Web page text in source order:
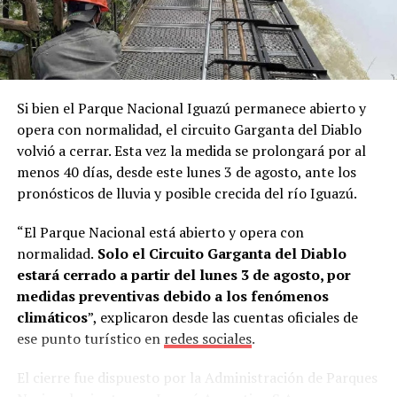
A partir de ese contacto, el director del instituto le
ofreciódos becas de capacitacióngratuita por un mes
para operarios de la empresa, con la condición de que
cubriera los pasajes aéreos.La propuesta fue aceptada
de inmediato.
“Mi esposa es profesora de alemán en una escuela
técnica. Esa misma noche la llamé desde Alemania y
hacerlo’”, recordó.
Estudiar alemán para llegar a Alemania
Al regresar aMisiones, Lory conversó con Skölfman y
Burger, quienes aceptaron el desafío y comenzaron a
Si bien el Parque Nacional Iguazú permanece abierto y
opera con normalidad, el circuito Garganta del Diablo
volvió a cerrar. Esta vez la medida se prolongará por al
menos 40 días, desde este lunes 3 de agosto, ante los
pronósticos de lluvia y posible crecida del río Iguazú.
“El Parque Nacional está abierto y opera con
normalidad. Solo el Circuito Garganta del Diablo
estará cerrado a partir del lunes 3 de agosto, por
medidas preventivas debido a los fenómenos
climáticos”, explicaron desde las cuentas oficiales de
ese punto turístico en redes sociales.
El cierre fue dispuesto por la Administración de Parques